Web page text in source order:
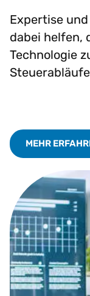
Expertise
dabei helfen,
Technologie
MEHR